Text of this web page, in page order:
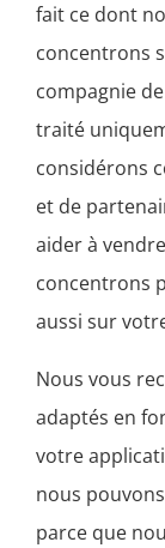
fait ce dont
concentrons
compagnie
traité
considérons
et de
aider à
concentrons
aussi sur
Nous vous
adaptés en
votre
nous
parce que